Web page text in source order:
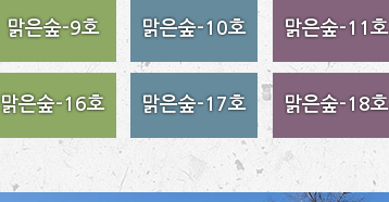
맑은숲-9호 맑은숲-10호 맑은숲-11호
맑은숲-16호 맑은숲-17호 맑은숲-18호